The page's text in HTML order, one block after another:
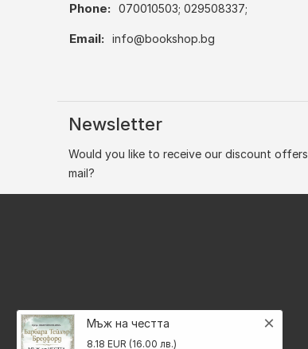
Phone: 070010503; 029508337;
Email: info@bookshop.bg
Newsletter
Would you like to receive our discount
mail?
×
Мъж на честта
8.18 EUR (16.00 лв.)